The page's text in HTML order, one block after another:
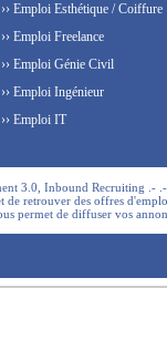
›› Emploi Esthétique / Coiffure
›› Emploi Freelance
›› Emploi Génie Civil
›› Emploi Ingénieur
›› Emploi IT
3.0, Inbound Recruiting .-
de retrouver des offres
permet de diffuser vos